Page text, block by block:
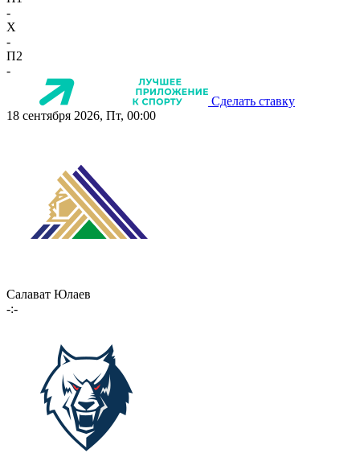
-
X
-
П2
-
Сделать ставку
18 сентября 2026, Пт, 00:00
Салават Юлаев
-:-